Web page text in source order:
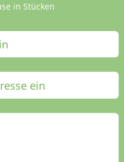
in Stücken